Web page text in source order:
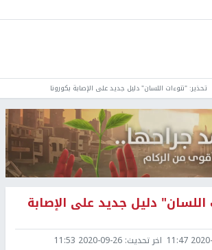
تحذير: "نتوءات اللسان" دليل جديد على الإصابة بكورونا
اللسان" دليل جديد على الإصابة
2020- اخر تحديث: 2020-09-26 11:53